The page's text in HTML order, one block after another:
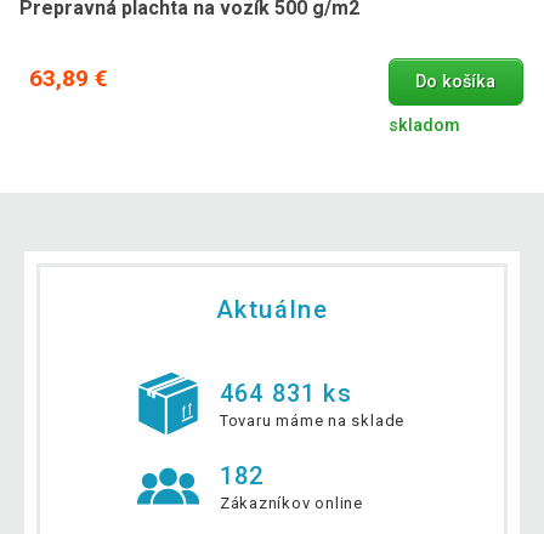
Prepravná plachta na vozík 500 g/m2
63,89 € Do košíka
skladom
Aktuálne
464 831 ks
Tovaru máme na sklade
182
Zákazníkov online